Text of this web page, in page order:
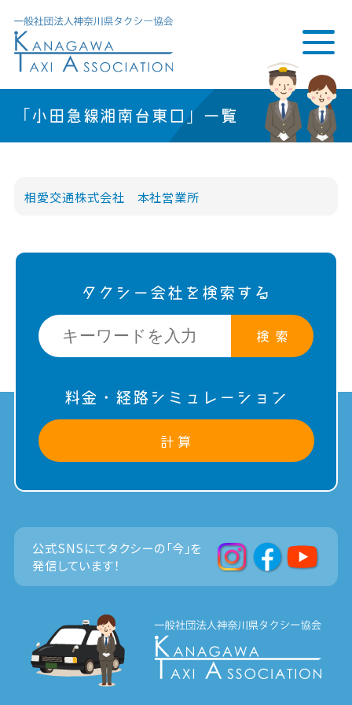
「小田急線湘南台東口」一覧
相愛交通株式会社 本社営業所
タクシー会社を検索する
検 索
料金・経路シミュレーション
計 算
公式SNSにてタクシーの「今」を
発信しています！